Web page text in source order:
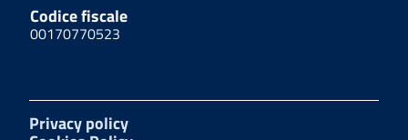
Codice fiscale
00170770523
Privacy policy